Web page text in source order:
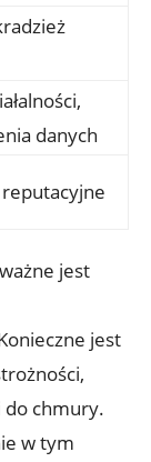
danych
jest
jest
do chmury.
w tym